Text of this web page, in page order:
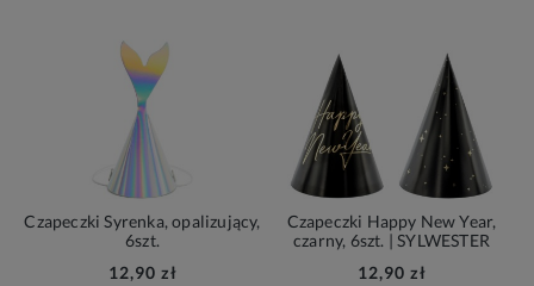
Czapeczki Syrenka, opalizujący,
6szt.
12,90 zł
Czapeczki Happy New Year,
czarny, 6szt. | SYLWESTER
12,90 zł